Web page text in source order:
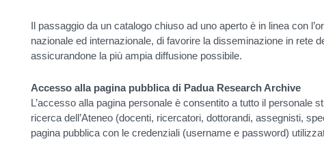
Il passaggio da un catalogo chiuso ad uno aperto è in linea con
nazionale ed internazionale, di favorire la disseminazione in rete
assicurandone la più ampia diffusione possibile.
Accesso alla pagina pubblica di Padua Research Archive
L’accesso alla pagina personale è consentito a tutto il personale
ricerca dell’Ateneo (docenti, ricercatori, dottorandi, assegnisti,
pagina pubblica con le credenziali (username e password)